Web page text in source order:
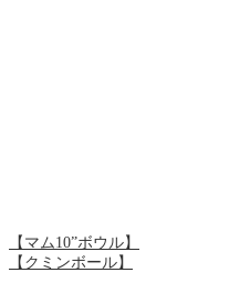
【マム10”ボウル】
【クミンボール】